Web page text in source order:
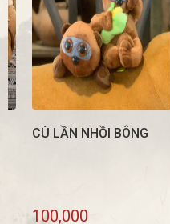
CÙ LẦN NHỒI BÔNG
100,000